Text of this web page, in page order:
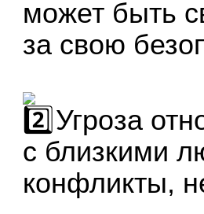
может быть
за свою
Угроза
с близкими
конфликты,